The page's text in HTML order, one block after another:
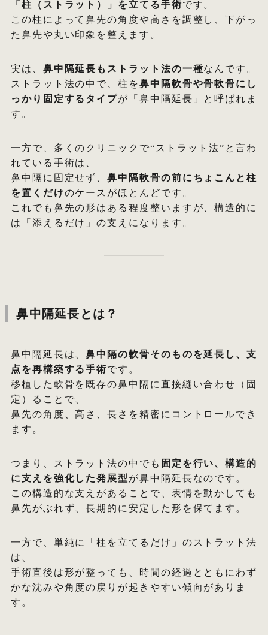
「柱（ストラット）」を立てる手術です。
この柱によって鼻先の角度や高さを調整し、下がっ
た鼻先や丸い印象を整えます。
実は、 鼻中隔延長もストラット法の一種なんです。
ストラット法の中で、柱を鼻中隔軟骨や骨軟骨にし
っかり固定するタイプが「鼻中隔延長」と呼ばれま
す。
一方で、多くのクリニックで“ストラット法”と言わ
れている手術は、
鼻中隔に固定せず、鼻中隔軟骨の前にちょこんと柱
を置くだけのケースがほとんどです。
これでも鼻先の形はある程度整いますが、構造的に
は「添えるだけ」の支えになります。
鼻中隔延長とは？
鼻中隔延長は、鼻中隔の軟骨そのものを延長し、支
点を再構築する手術です。
移植した軟骨を既存の鼻中隔に直接縫い合わせ（固
定）ることで、
鼻先の角度、高さ、長さを精密にコントロールでき
ます。
つまり、ストラット法の中でも 固定を行い、構造的
に支えを強化した発展型 が鼻中隔延長なのです。
この構造的な支えがあることで、表情を動かしても
鼻先がぶれず、長期的に安定した形を保てます。
一方で、単純に「柱を立てるだけ」のストラット法
は、
手術直後は形が整っても、時間の経過とともにわず
かな沈みや角度の戻りが起きやすい傾向がありま
す。